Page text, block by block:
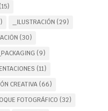
(15)
_ILUSTRACIÓN (29)
(30)
_PACKAGING (9)
(11)
CREATIVA(66)
FOTOGRÁFICO (32)